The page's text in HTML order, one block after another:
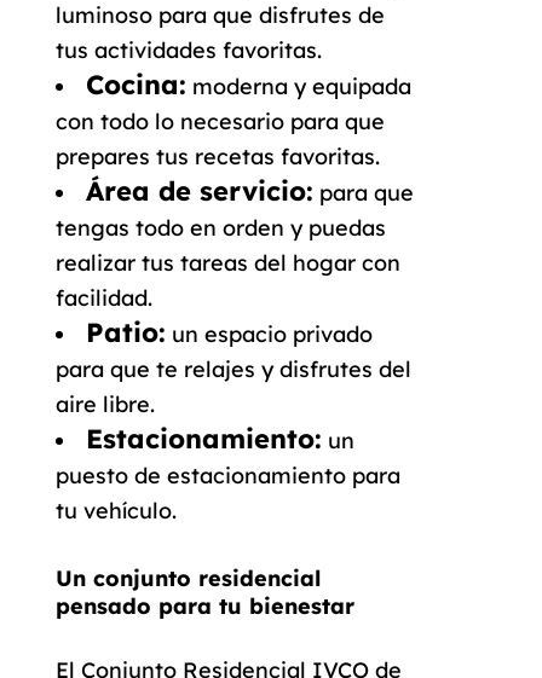
luminoso para que disfrutes de
tus actividades favoritas.
Cocina: moderna y equipada
con todo lo necesario para que
prepares tus recetas favoritas.
Área de servicio: para que
tengas todo en orden y puedas
realizar tus tareas del hogar con
facilidad.
Patio: un espacio privado
para que te relajes y disfrutes del
aire libre.
Estacionamiento: un
puesto de estacionamiento para
tu vehículo.
Un conjunto residencial
pensado para tu bienestar
El Conjunto Residencial IVCO de